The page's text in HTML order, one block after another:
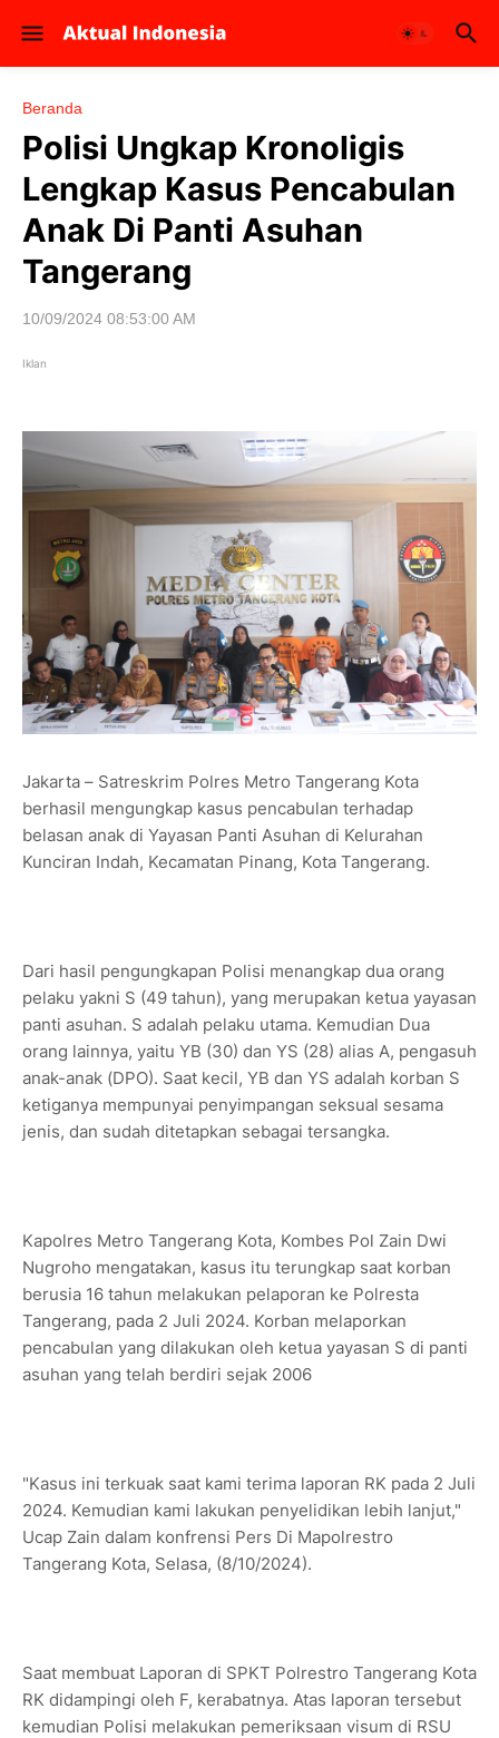
Beranda
Polisi Ungkap Kronoligis
Lengkap Kasus Pencabulan
Anak Di Panti Asuhan
Tangerang
10/09/2024 08:53:00 AM
Iklan
Jakarta – Satreskrim Polres Metro Tangerang Kota
berhasil mengungkap kasus pencabulan terhadap
belasan anak di Yayasan Panti Asuhan di Kelurahan
Kunciran Indah, Kecamatan Pinang, Kota Tangerang.
Dari hasil pengungkapan Polisi menangkap dua orang
pelaku yakni S (49 tahun), yang merupakan ketua yayasan
panti asuhan. S adalah pelaku utama. Kemudian Dua
orang lainnya, yaitu YB (30) dan YS (28) alias A, pengasuh
anak-anak (DPO). Saat kecil, YB dan YS adalah korban S
ketiganya mempunyai penyimpangan seksual sesama
jenis, dan sudah ditetapkan sebagai tersangka.
Kapolres Metro Tangerang Kota, Kombes Pol Zain Dwi
Nugroho mengatakan, kasus itu terungkap saat korban
berusia 16 tahun melakukan pelaporan ke Polresta
Tangerang, pada 2 Juli 2024. Korban melaporkan
pencabulan yang dilakukan oleh ketua yayasan S di panti
asuhan yang telah berdiri sejak 2006
"Kasus ini terkuak saat kami terima laporan RK pada 2 Juli
2024. Kemudian kami lakukan penyelidikan lebih lanjut,"
Ucap Zain dalam konfrensi Pers Di Mapolrestro
Tangerang Kota, Selasa, (8/10/2024).
Saat membuat Laporan di SPKT Polrestro Tangerang Kota
RK didampingi oleh F, kerabatnya. Atas laporan tersebut
kemudian Polisi melakukan pemeriksaan visum di RSU